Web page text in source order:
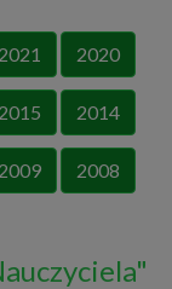
2021 2020
2015 2014
2009 2008